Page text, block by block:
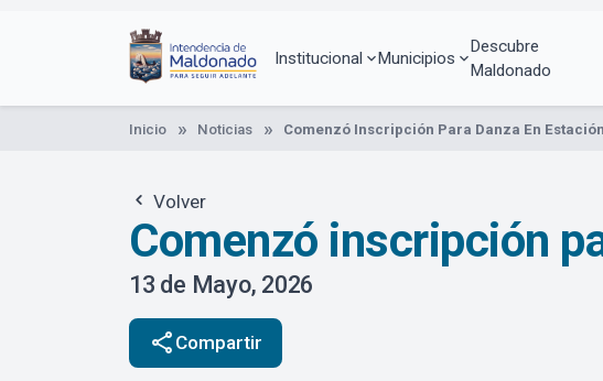
Institucional Municipios
Descubre
Maldonado
Inicio Noticias Comenzó Inscripción Para Danza En
Volver
Comenzó inscripción
13 de Mayo, 2026
share Compartir